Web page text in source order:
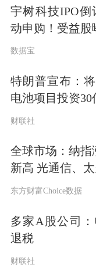
地平线、速腾
航、清陶发
业。2025年
投资。
自动驾驶被
型场景，也
键环节。广
驾驶、小马智
时布局地平线
宇树科技IPO倒
动申购！受益股
数据宝
特朗普宣布：
电池项目投资30
财联社
全球市场：纳指
新高 光通信、
东方财富Choice数据
多家A股公司
退税
财联社